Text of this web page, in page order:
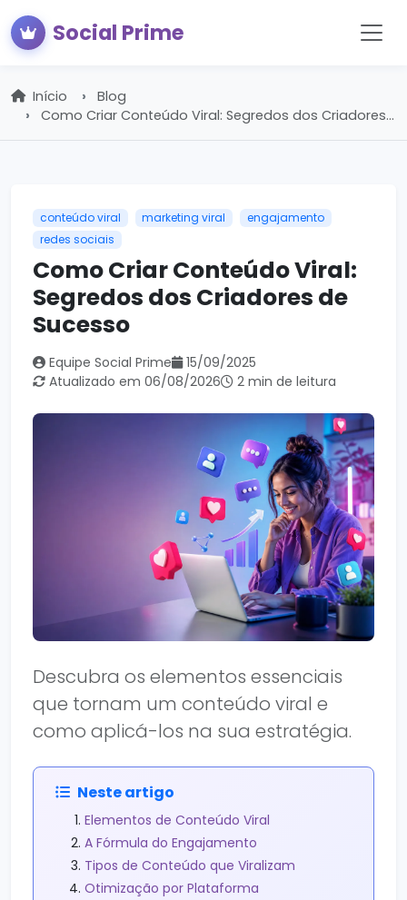
Social Prime
Início
Blog
Como Criar Conteúdo Viral: Segredos dos Criadores...
conteúdo viral marketing viral
engajamento
redes sociais
Como Criar Conteúdo Viral:
Segredos dos Criadores de
Sucesso
Equipe Social Prime
15/09/2025
Atualizado em 06/08/2026
2 min de leitura
Descubra os elementos essenciais
que tornam um conteúdo viral e
como aplicá-los na sua estratégia.
Neste artigo
Elementos de Conteúdo Viral
A Fórmula do Engajamento
Tipos de Conteúdo que Viralizam
Otimização por Plataforma